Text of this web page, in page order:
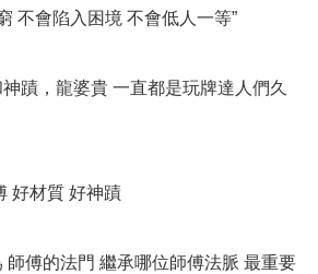
不會陷入困境 不會低人一等”
蹟，龍婆貴 一直都是玩牌達人們久
好材質 好神蹟
師傅的法門 繼承哪位師傅法脈 最重要